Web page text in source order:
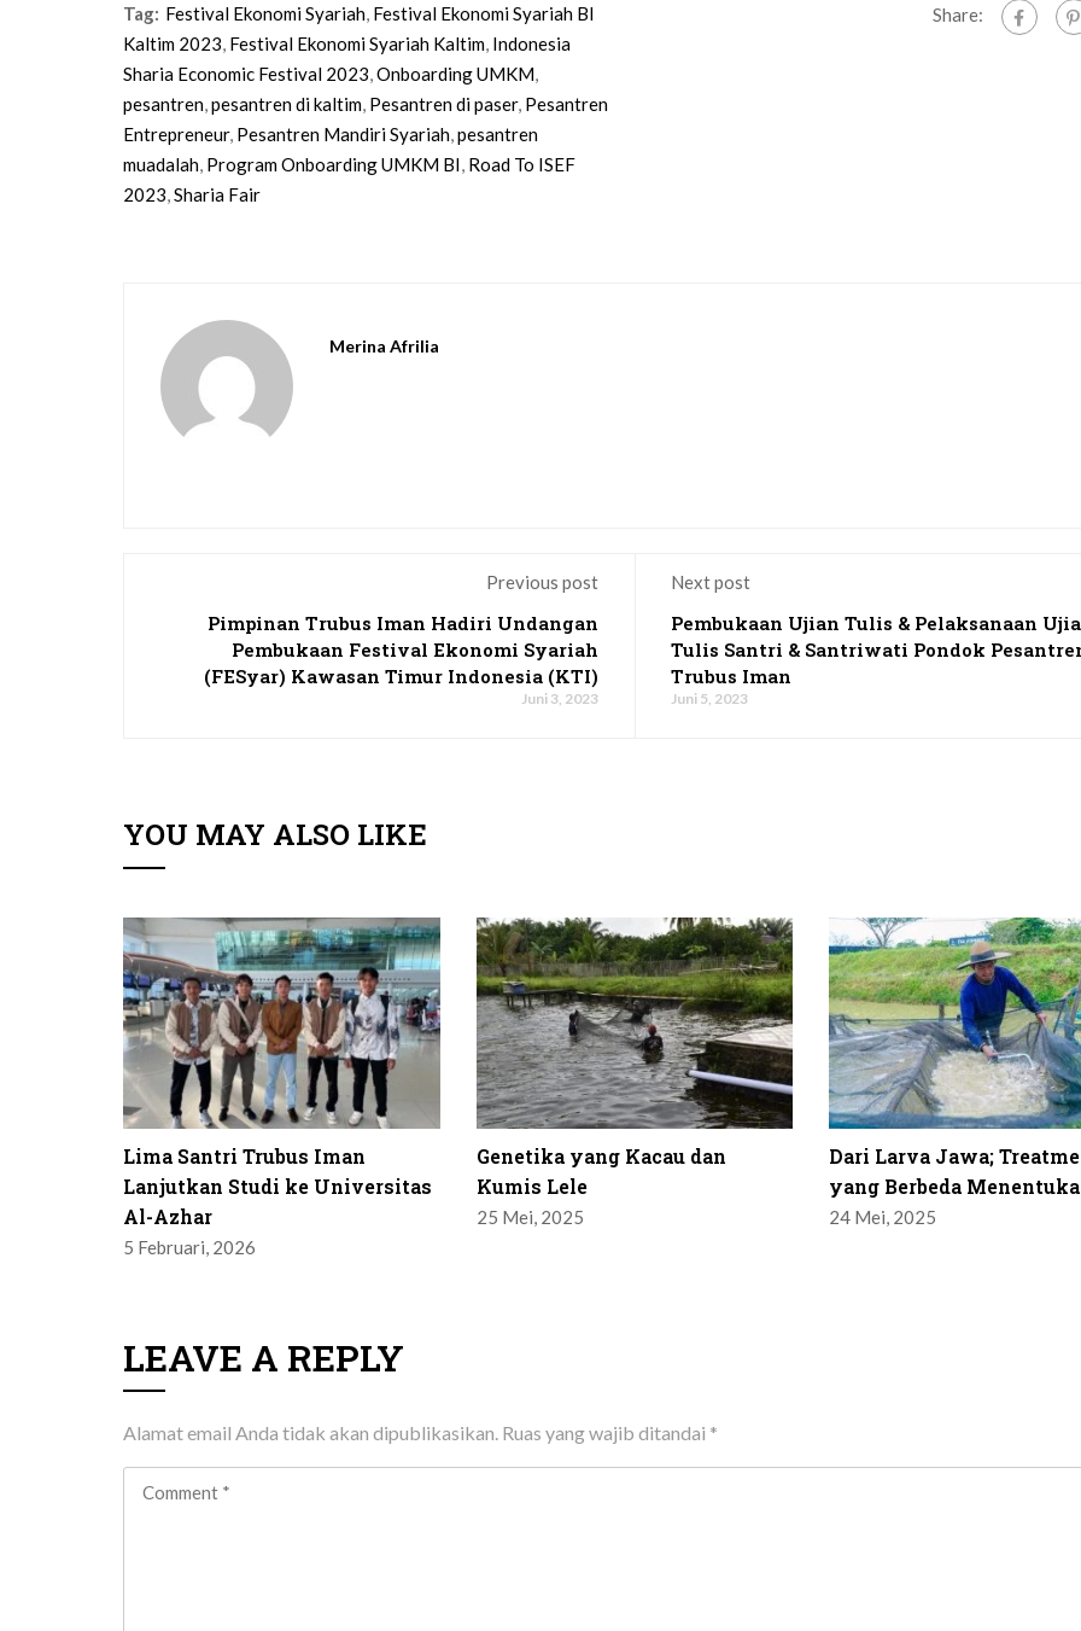
Tag: Festival Ekonomi Syariah, Festival Ekonomi Syariah BI
Kaltim 2023, Festival Ekonomi Syariah Kaltim, Indonesia
Sharia Economic Festival 2023,Onboarding UMKM,
pesantren,pesantren di kaltim, Pesantren di paser, Pesantren
Entrepreneur, Pesantren Mandiri Syariah,pesantren
muadalah, Program Onboarding UMKM BI, Road To ISEF
2023,Sharia Fair
Share:
Merina Afrilia
Previous post
Pimpinan Trubus Iman Hadiri Undangan
Pembukaan Festival Ekonomi Syariah
(FESyar) Kawasan Timur Indonesia (KTI)
Juni 3, 2023
Next post
Pembukaan Ujian Tulis & Pelaksanaan
Tulis Santri & Santriwati Pondok
Trubus Iman
Juni 5, 2023
YOU MAY ALSO LIKE
Lima Santri Trubus Iman
Lanjutkan Studi ke Universitas
Al-Azhar
5 Februari, 2026
Genetika yang Kacau dan
Kumis Lele
25 Mei, 2025
Dari Larva Jawa;
yang Berbeda
24 Mei, 2025
LEAVE A REPLY
Alamat email Anda tidak akan dipublikasikan. Ruas yang wajib ditandai *